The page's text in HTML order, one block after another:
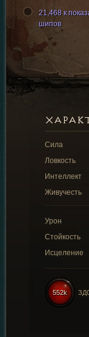
21,468 к
шипов
Сила
Ловкость
Интеллект
Живучесть
Урон
Стойкость
Исцеление
552k